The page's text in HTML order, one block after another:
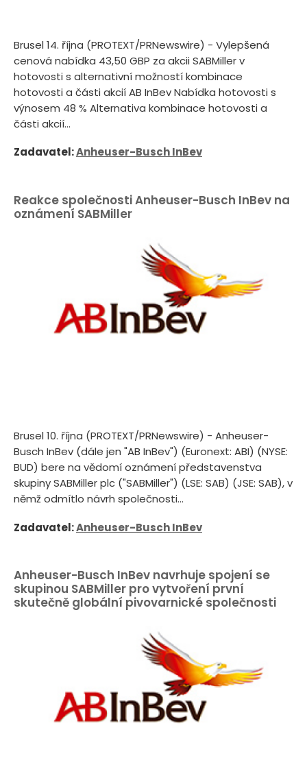
Brusel 14. října (PROTEXT/PRNewswire) - Vylepšená
cenová nabídka 43,50 GBP za akcii SABMiller v
hotovosti s alternativní možností kombinace
hotovosti a části akcií AB InBev Nabídka hotovosti s
výnosem 48 % Alternativa kombinace hotovosti a
části akcií...
Zadavatel:Anheuser-Busch InBev
Reakce společnosti Anheuser-Busch InBev na
oznámení SABMiller
Brusel 10. října (PROTEXT/PRNewswire) - Anheuser-
Busch InBev (dále jen "AB InBev") (Euronext: ABI) (NYSE:
BUD) bere na vědomí oznámení představenstva
skupiny SABMiller plc ("SABMiller") (LSE: SAB) (JSE: SAB), v
němž odmítlo návrh společnosti...
Zadavatel:Anheuser-Busch InBev
Anheuser-Busch InBev navrhuje spojení se
skupinou SABMiller pro vytvoření první
skutečně globální pivovarnické společnosti